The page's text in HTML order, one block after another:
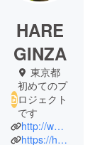
HARE
GINZA
東京都
初めてのプ
ロジェクト
です
http://www.hare-ginza.com
https://hare-ginza.shop-pro.jp